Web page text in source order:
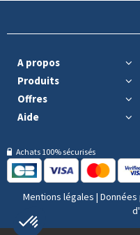
A propos
Produits
Offres
Aide
Achats 100% sécurisés
Mentions légales |